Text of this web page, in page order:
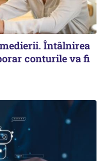
Întâlnirea
conturile va fi